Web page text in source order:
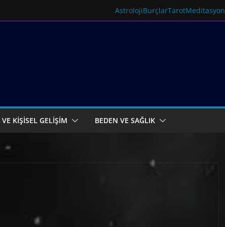
AstrolojiBurçlarTarotMeditasyon
KİŞİSEL GELİŞİM BEDEN VE SAĞLIK